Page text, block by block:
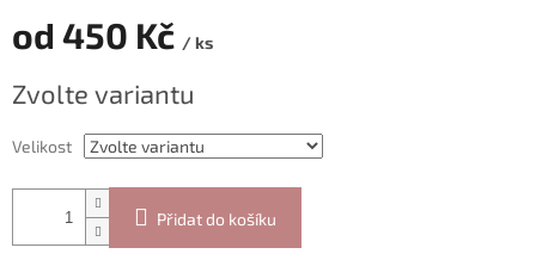
od 450 Kč / ks
cena:
Zvolte variantu
Velikost
Přidat do košíku